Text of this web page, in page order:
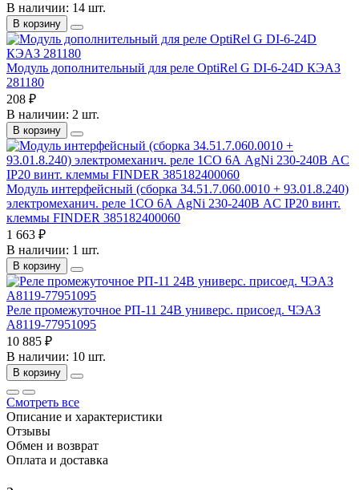
В наличии: 14 шт.
В корзину
Модуль дополнительный для реле OptiRel G DI-6-24D КЭАЗ
281180
208 ₽
В наличии: 2 шт.
В корзину
Модуль интерфейсный (сборка 34.51.7.060.0010 + 93.01.8.240)
электромеханич. реле 1CO 6А AgNi 230-240В AC IP20 винт.
клеммы FINDER 385182400060
1 663 ₽
В наличии: 1 шт.
В корзину
Реле промежуточное РП-11 24В универс. присоед. ЧЭАЗ
A8119-77951095
10 885 ₽
В наличии: 10 шт.
В корзину
Смотреть все
Описание и характеристики
Отзывы
Обмен и возврат
Оплата и доставка